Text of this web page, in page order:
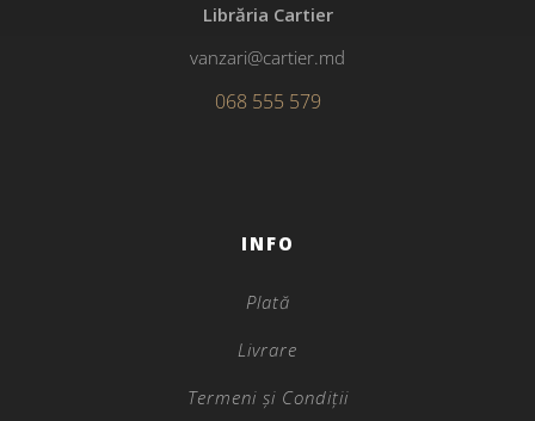
Librăria Cartier
vanzari@cartier.md
068 555 579
INFO
Plată
Livrare
Termeni și Condiții